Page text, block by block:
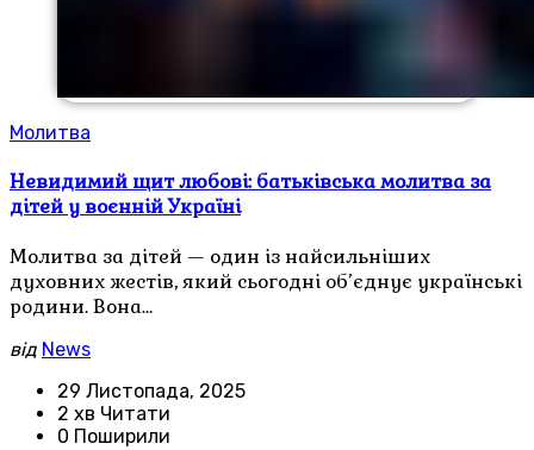
Молитва
Невидимий щит любові: батьківська молитва за
дітей у воєнній Україні
Молитва за дітей — один із найсильніших
духовних жестів, який сьогодні об’єднує українські
родини. Вона…
від News
29 Листопада, 2025
2 хв Читати
0 Поширили